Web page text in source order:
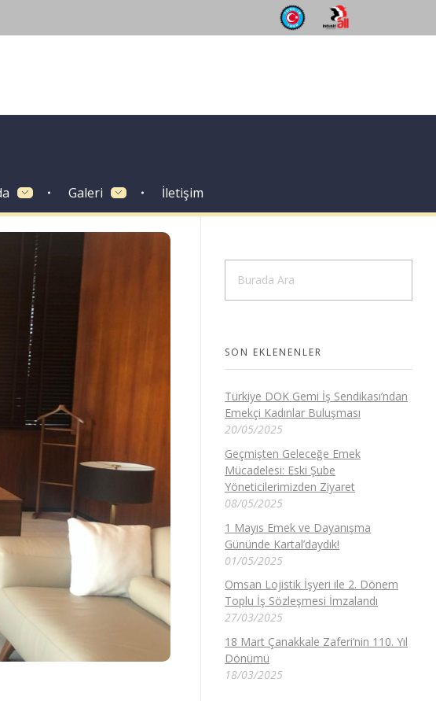
Galeri İletişim
SON EKLENENLER
Türkiye DOK Gemi İş Sendikası’ndan
Emekçi Kadınlar Buluşması
20/05/2025
Geçmişten Geleceğe Emek
Mücadelesi: Eski Şube
Yöneticilerimizden Ziyaret
08/05/2025
1 Mayıs Emek ve Dayanışma
Gününde Kartal’daydık!
01/05/2025
Omsan Lojistik İşyeri ile 2. Dönem
Toplu İş Sözleşmesi İmzalandı
27/03/2025
18 Mart Çanakkale Zaferi’nin 110. Yıl
Dönümü
18/03/2025